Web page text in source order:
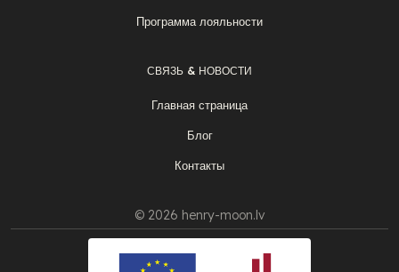
Программа лояльности
СВЯЗЬ & НОВОСТИ
Главная страница
Блог
Контакты
© 2026 henry-moon.lv